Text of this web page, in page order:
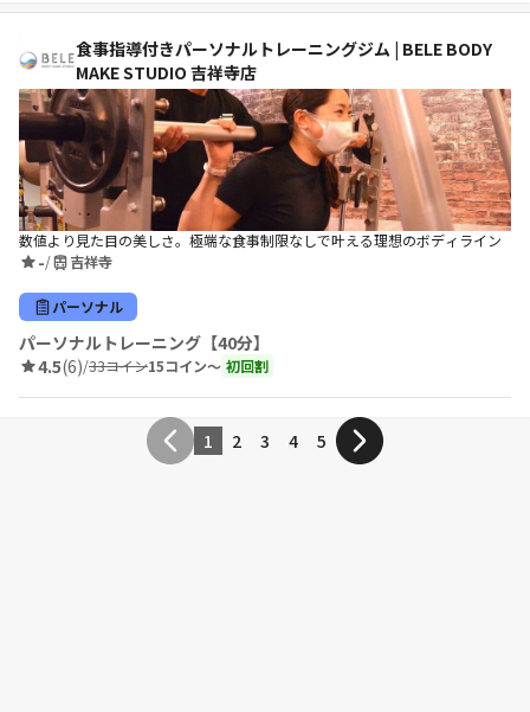
食事指導付きパーソナルトレーニングジム | BELE BODY
MAKE STUDIO 吉祥寺店
数値より見た目の美しさ。極端な食事制限なしで叶える理想のボディライン
-/ 吉祥寺
パーソナル
パーソナルトレーニング【40分】
4.5(6)/33コイン15コイン〜 初回割
1 2 3 4 5